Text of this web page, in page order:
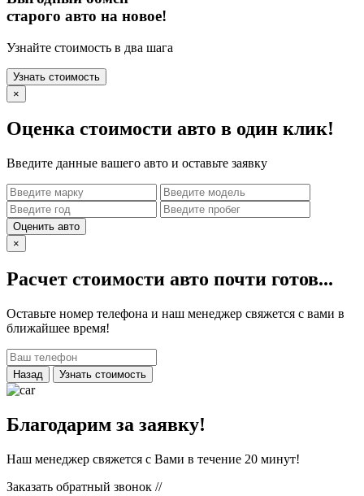
старого авто на новое!
Узнайте стоимость в два шага
Узнать стоимость
×
Оценка стоимости авто в один клик!
Введите данные вашего авто и оставьте заявку
Оценить авто
×
Расчет стоимости авто почти готов...
Оставьте номер телефона и наш менеджер свяжется с вами в
ближайшее время!
Назад Узнать стоимость
Благодарим за заявку!
Наш менеджер свяжется с Вами в течение 20 минут!
Заказать обратный звонок //